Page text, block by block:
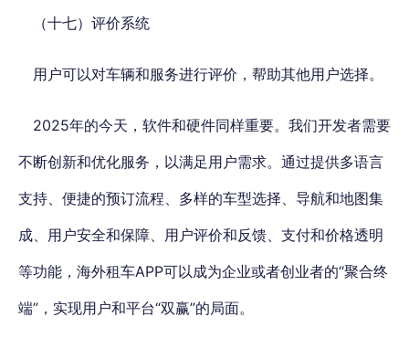
（十七）评价系统
用户可以对车辆和服务进行评价，帮助其他用户选择。
2025年的今天，软件和硬件同样重要。 我们开发者需要
不断创新和优化服务，以满足用户需求。通过提供多语言
支持、便捷的预订流程、多样的车型选择、导航和地图集
成、用户安全和保障、用户评价和反馈、支付和价格透明
等功能， 海外租车APP可以成为企业或者创业者的“聚合终
端”，实现用户和平台“双赢”的局面。